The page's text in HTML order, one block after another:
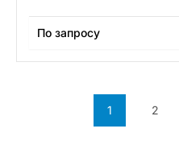
По запросу
1 2